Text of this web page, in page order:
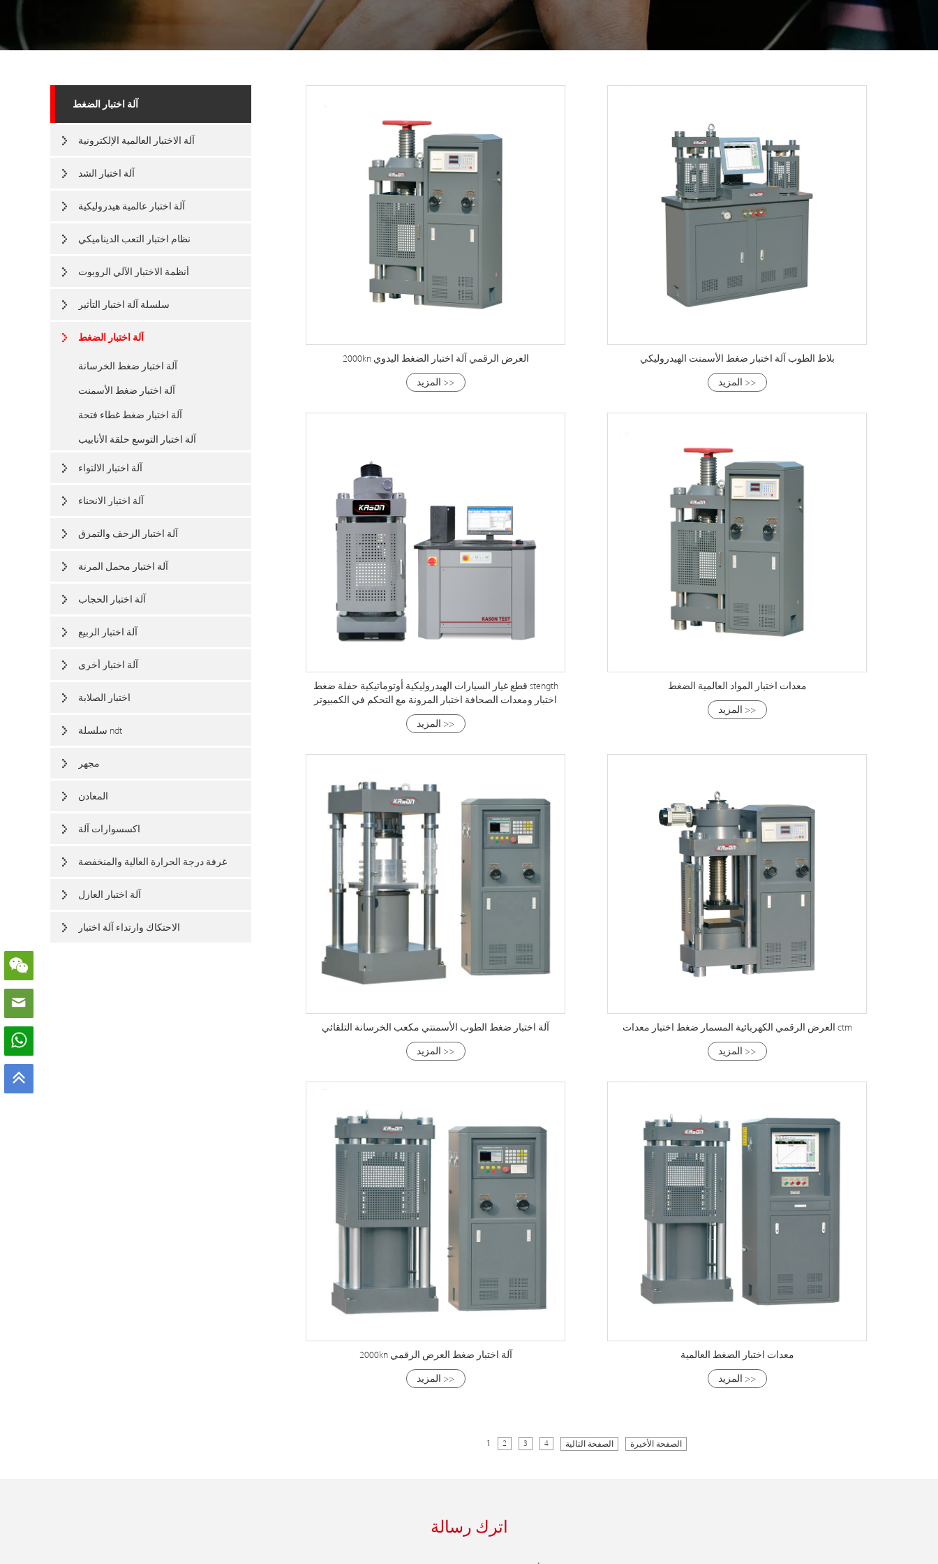
آلة اختبار الضغط
آلة الاختبار العالمية الإلكترونية
آلة اختبار الشد
آلة اختبار عالمية هيدروليكية
نظام اختبار التعب الديناميكي
أنظمة الاختبار الآلي الروبوت
سلسلة آلة اختبار التأثير
آلة اختبار الضغط
آلة اختبار ضغط الخرسانة
آلة اختبار ضغط الأسمنت
آلة اختبار ضغط غطاء فتحة
آلة اختبار التوسع حلقة الأنابيب
آلة اختبار الالتواء
آلة اختبار الانحناء
آلة اختبار الزحف والتمزق
آلة اختبار محمل المرنة
آلة اختبار الحجاب
آلة اختبار الربيع
آلة اختبار أخرى
اختبار الصلابة
سلسلة ndt
مجهر
المعادن
اكسسوارات آلة
غرفة درجة الحرارة العالية والمنخفضة
آلة اختبار العازل
الاحتكاك وارتداء آلة اختبار
2000kn العرض الرقمي آلة اختبار الضغط اليدوي
المزيد >>
بلاط الطوب آلة اختبار ضغط الأسمنت الهيدروليكي
المزيد >>
قطع غيار السيارات الهيدروليكية أوتوماتيكية حفلة ضغط stength
اختبار ومعدات الصحافة اختبار المرونة مع التحكم في الكمبيوتر
المزيد >>
معدات اختبار المواد العالمية الضغط
المزيد >>
آلة اختبار ضغط الطوب الأسمنتي مكعب الخرسانة التلقائي
المزيد >>
العرض الرقمي الكهربائية المسمار ضغط اختبار معدات ctm
المزيد >>
2000kn آلة اختبار ضغط العرض الرقمي
المزيد >>
معدات اختبار الضغط العالمية
المزيد >>
1 2 3 4 الصفحة التالية الصفحة الأخيرة
اترك رسالة